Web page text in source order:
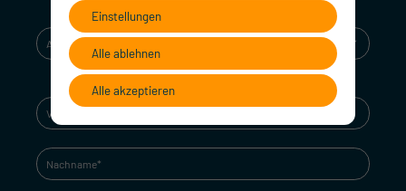
Einstellungen
Alle ablehnen
Alle akzeptieren